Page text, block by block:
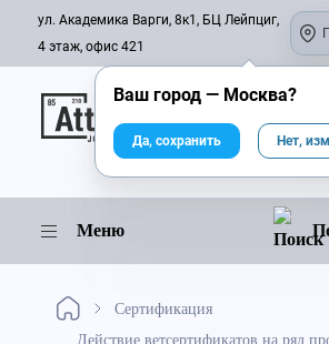
ул. Академика Варги, 8к1, БЦ Лейпциг,
4 этаж, офис 421
Онлайн-журнал
Меню
Сертификация
Действие ветсертификатов на ряд
Ваш город — Москва?
Да, сохранить Нет,